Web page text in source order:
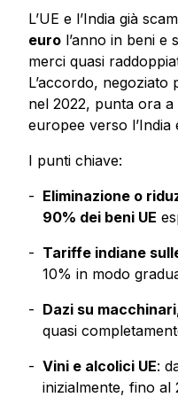
L’UE e l’India già
euro l’anno in beni e
merci quasi
L’accordo, negoziato
nel 2022, punta ora
europee verso l’India
I punti chiave:
Eliminazione o
90% dei beni UE
Tariffe indiane
10% in modo
Dazi su
quasi
Vini e alcolici UE:
inizialmente, fino al